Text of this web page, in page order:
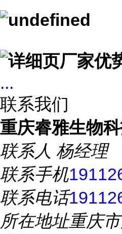
...
联系我们
重庆睿雅生物
联系人 杨经理
联系手机
联系电话
所在地址重庆